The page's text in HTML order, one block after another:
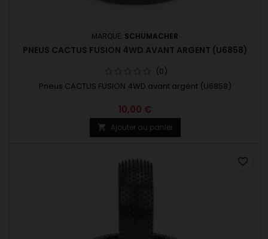
MARQUE: SCHUMACHER
PNEUS CACTUS FUSION 4WD AVANT ARGENT (U6858)
(0)
Pneus CACTUS FUSION 4WD avant argent (U6858)
10,00 €
 Ajouter au panier
favorite_border